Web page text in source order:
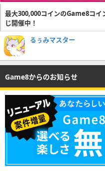
最大300,000コインのGame8コイ
じ開催中！
るぅみマスター
Game8からのお知らせ